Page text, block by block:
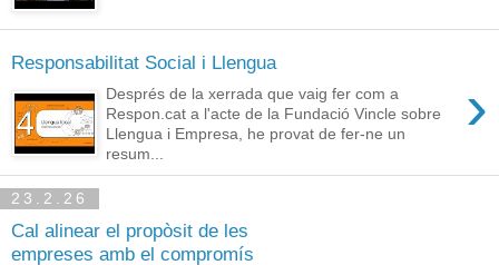
Responsabilitat Social i Llengua
›
Després de la xerrada que vaig fer com a
Respon.cat a l'acte de la Fundació Vincle sobre
Llengua i Empresa, he provat de fer-ne un
resum...
23.2.26
Cal alinear el propòsit de les
empreses amb el compromís